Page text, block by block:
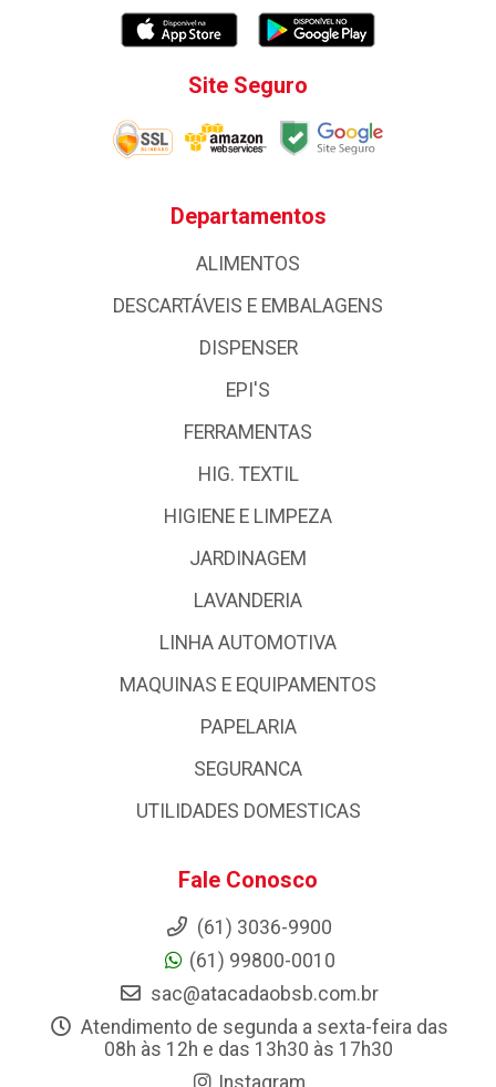
Site Seguro
Departamentos
ALIMENTOS
DESCARTÁVEIS E EMBALAGENS
DISPENSER
EPI'S
FERRAMENTAS
HIG. TEXTIL
HIGIENE E LIMPEZA
JARDINAGEM
LAVANDERIA
LINHA AUTOMOTIVA
MAQUINAS E EQUIPAMENTOS
PAPELARIA
SEGURANCA
UTILIDADES DOMESTICAS
Fale Conosco
(61) 3036-9900
(61) 99800-0010
sac@atacadaobsb.com.br
Atendimento de segunda a sexta-feira das
08h às 12h e das 13h30 às 17h30
Instagram